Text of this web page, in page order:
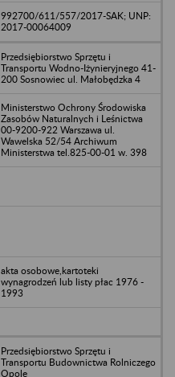
992700/611/557/2017-SAK; UNP:
2017-00064009
Przedsiębiorstwo Sprzętu i
Transportu Wodno-Iżynieryjnego 41-
200 Sosnowiec ul. Małobędzka 4
Ministerstwo Ochrony Środowiska
Zasobów Naturalnych i Leśnictwa
00-9200-922 Warszawa ul.
Wawelska 52/54 Archiwum
Ministerstwa tel.825-00-01 w. 398
akta osobowe,kartoteki
wynagrodzeń lub listy płac 1976 -
1993
Przedsiębiorstwo Sprzętu i
Transportu Budownictwa Rolniczego
Opole